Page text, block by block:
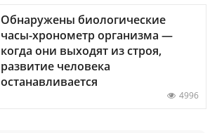
Обнаружены биологические
часы-хронометр организма —
когда они выходят из строя,
развитие человека
останавливается
4996